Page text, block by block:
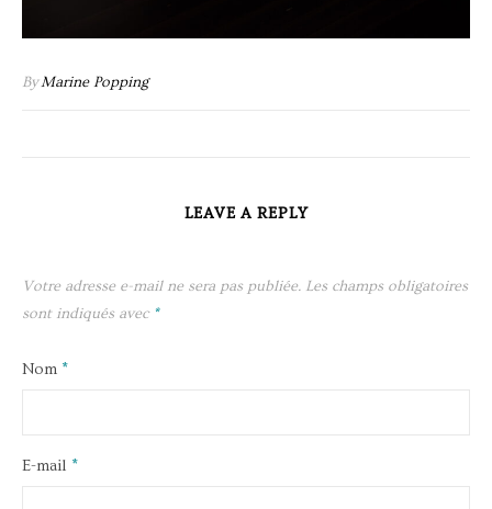
ByMarine Popping
LEAVE A REPLY
Votre adresse e-mail ne sera pas publiée. Les champs obligatoires
sont indiqués avec *
Nom *
E-mail *